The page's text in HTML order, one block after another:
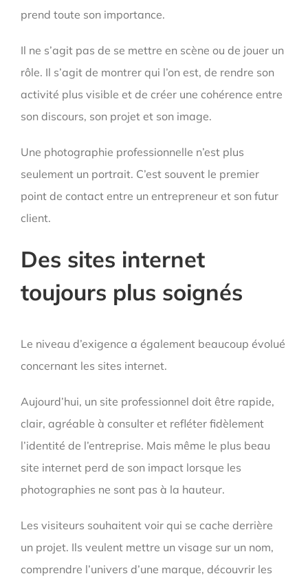
prend toute son importance.
Il ne s’agit pas de se mettre en scène ou de jouer un
rôle. Il s’agit de montrer qui l’on est, de rendre son
activité plus visible et de créer une cohérence entre
son discours, son projet et son image.
Une photographie professionnelle n’est plus
seulement un portrait. C’est souvent le premier
point de contact entre un entrepreneur et son futur
client.
Des sites internet
toujours plus soignés
Le niveau d’exigence a également beaucoup évolué
concernant les sites internet.
Aujourd’hui, un site professionnel doit être rapide,
clair, agréable à consulter et refléter fidèlement
l’identité de l’entreprise. Mais même le plus beau
site internet perd de son impact lorsque les
photographies ne sont pas à la hauteur.
Les visiteurs souhaitent voir qui se cache derrière
un projet. Ils veulent mettre un visage sur un nom,
comprendre l’univers d’une marque, découvrir les